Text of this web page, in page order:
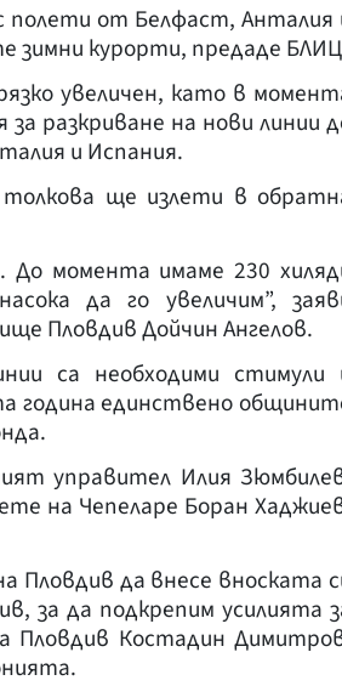
полети от Белфаст, Анталия
зимни курорти, предаде
увеличен, като в
разкриване на нови линии
и Испания.
ще излети в
момента имаме 230
да го увеличим”,
Пловдив Дойчин Ангелов.
са необходими стимули
година единствено
управител Илия
на Чепеларе Боран
Пловдив да внесе вноската
за да подкрепим усилията
Пловдив Костадин